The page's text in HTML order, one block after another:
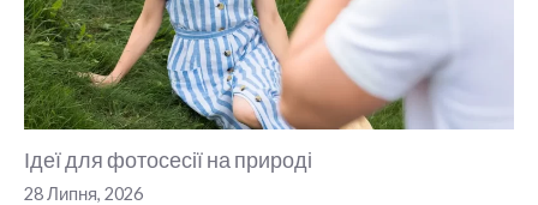
Ідеї для фотосесії на природі
28 Липня, 2026